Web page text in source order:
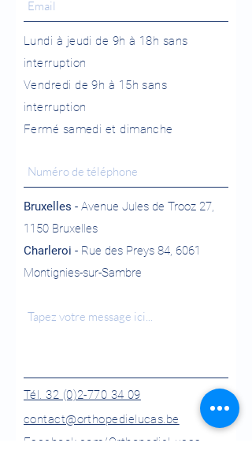
Lundi à jeudi de 9h à 18h sans
interruption
Vendredi de 9h à 15h sans
interruption
Fermé samedi et dimanche
Bruxelles - Avenue Jules de Trooz 27,
1150 Bruxelles
Charleroi - Rue des Preys 84, 6061
Montignies-sur-Sambre
Tél. 32 (0)2-770 34 09
contact@orthopedielucas.be
Facebook.com/OrthopedieLucas